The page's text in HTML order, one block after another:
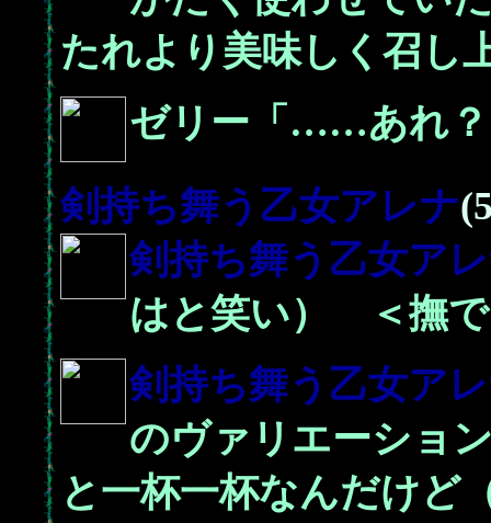
たれより美味しく召し
ゼリー「……あれ？
剣持ち舞う乙女アレナ
剣持ち舞う乙女ア
はと笑い） ＜撫
剣持ち舞う乙女ア
のヴァリエーショ
と一杯一杯なんだけど